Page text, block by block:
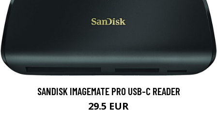
SANDISK IMAGEMATE PRO USB-C READER
29.5 EUR